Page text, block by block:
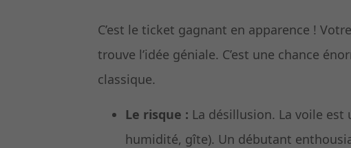
C’est le ticket gagnant en apparence !
trouve l’idée géniale. C’est une chance
classique.
Le risque : La désillusion. La voile
humidité, gîte). Un débutant